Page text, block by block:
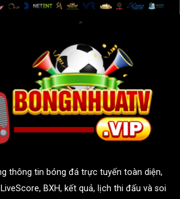
thông tin bóng đá trực tuyến toàn diện,
BXH, kết quả, lịch thi đấu và soi